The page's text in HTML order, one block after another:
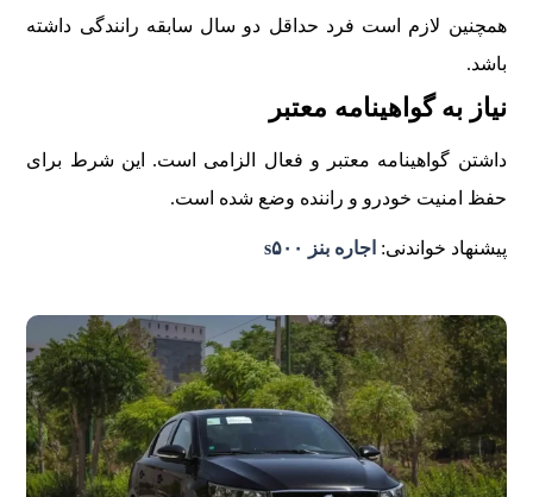
همچنین لازم است فرد حداقل دو سال سابقه رانندگی داشته
باشد.
نیاز به گواهینامه معتبر
داشتن گواهینامه معتبر و فعال الزامی است. این شرط برای
حفظ امنیت خودرو و راننده وضع شده است.
پیشنهاد خواندنی: اجاره بنز s۵۰۰